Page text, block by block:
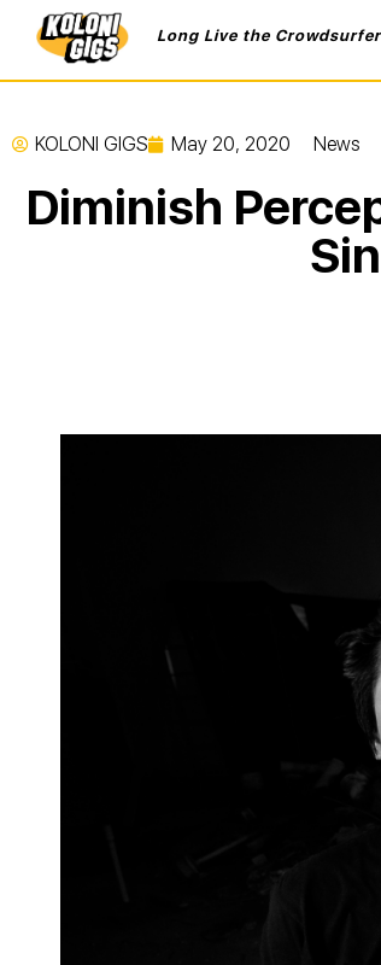
Long Live the
KOLONI GIGS May 20, 2020 News
Diminish